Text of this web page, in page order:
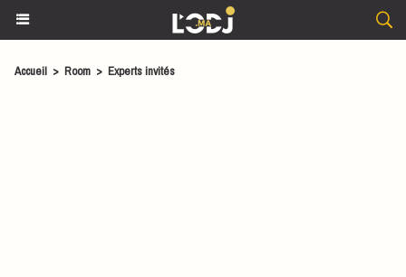
Accueil > Room > Experts invités